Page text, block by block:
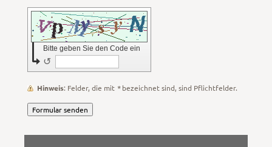
Bitte geben Sie den Code ein
↺
Hinweis : Felder, die mit *bezeichnet sind, sind Pflichtfelder.